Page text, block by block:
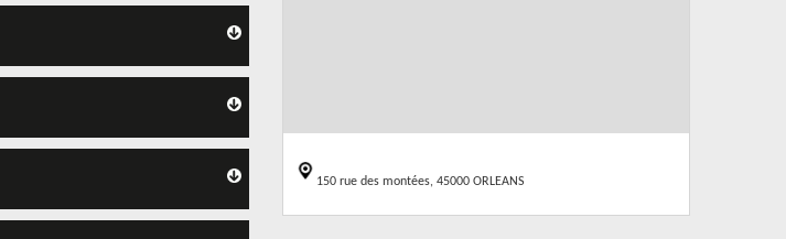
150 rue des montées, 45000 ORLEANS